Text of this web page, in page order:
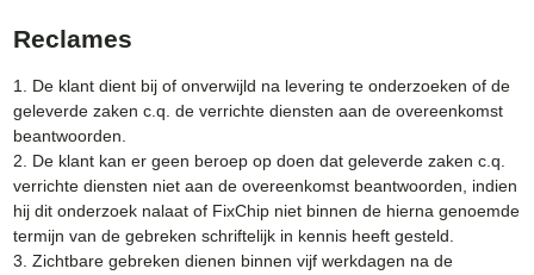
Reclames
1. De klant dient bij of onverwijld na levering te onderzoeken of de
geleverde zaken c.q. de verrichte diensten aan de overeenkomst
beantwoorden.
2. De klant kan er geen beroep op doen dat geleverde zaken c.q.
verrichte diensten niet aan de overeenkomst beantwoorden, indien
hij dit onderzoek nalaat of FixChip niet binnen de hierna genoemde
termijn van de gebreken schriftelijk in kennis heeft gesteld.
3. Zichtbare gebreken dienen binnen vijf werkdagen na de